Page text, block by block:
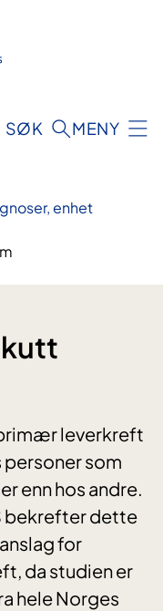
SØK MENY
enhet
leverkreft
som
enn hos andre.
bekrefter dette
for
da studien er
hele Norges